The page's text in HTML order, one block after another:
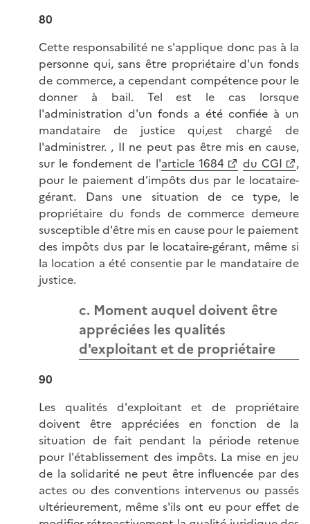
80
Cette responsabilité ne s'applique donc pas à la
personne qui, sans être propriétaire d'un fonds
de commerce, a cependant compétence pour le
donner à bail. Tel est le cas lorsque
l'administration d'un fonds a été confiée à un
mandataire de justice qui,est chargé de
l'administrer. , Il ne peut pas être mis en cause,
sur le fondement de l'article 1684 du CGI
,
pour le paiement d'impôts dus par le locataire-
gérant. Dans une situation de ce type, le
propriétaire du fonds de commerce demeure
susceptible d'être mis en cause pour le paiement
des impôts dus par le locataire-gérant, même si
la location a été consentie par le mandataire de
justice.
c. Moment auquel doivent être
appréciées les qualités
d'exploitant et de propriétaire
90
Les qualités d'exploitant et de propriétaire
doivent être appréciées en fonction de la
situation de fait pendant la période retenue
pour l'établissement des impôts. La mise en jeu
de la solidarité ne peut être influencée par des
actes ou des conventions intervenus ou passés
ultérieurement, même s'ils ont eu pour effet de